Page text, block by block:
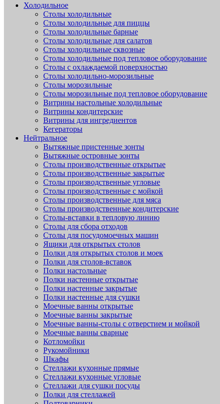
Холодильное
Столы холодильные
Столы холодильные для пиццы
Столы холодильные барные
Столы холодильные для салатов
Столы холодильные сквозные
Столы холодильные под тепловое оборудование
Столы с охлаждаемой поверхностью
Столы холодильно-морозильные
Столы морозильные
Столы морозильные под тепловое оборудование
Витрины настольные холодильные
Витрины кондитерские
Витрины для ингредиентов
Кегераторы
Нейтральное
Вытяжные пристенные зонты
Вытяжные островные зонты
Столы производственные открытые
Столы производственные закрытые
Столы производственные угловые
Столы производственные с мойкой
Столы производственные для мяса
Столы производственные кондитерские
Столы-вставки в тепловую линию
Столы для сбора отходов
Столы для посудомоечных машин
Ящики для открытых столов
Полки для открытых столов и моек
Полки для столов-вставок
Полки настольные
Полки настенные открытые
Полки настенные закрытые
Полки настенные для сушки
Моечные ванны открытые
Моечные ванны закрытые
Моечные ванны-столы с отверстием и мойкой
Моечные ванны сварные
Котломойки
Рукомойники
Шкафы
Стеллажи кухонные прямые
Стеллажи кухонные угловые
Стеллажи для сушки посуды
Полки для стеллажей